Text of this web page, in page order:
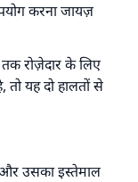
करना जायज़
रोज़ेदार के लिए
यह दो हालतों से
उसका इस्तेमाल
बचाई।.